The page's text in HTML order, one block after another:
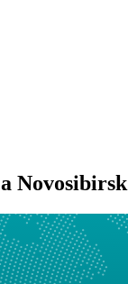
Novosibirsk